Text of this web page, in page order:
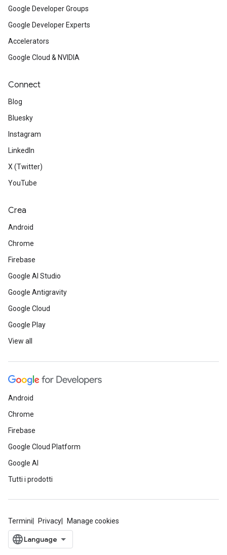
Google Developer Groups
Google Developer Experts
Accelerators
Google Cloud & NVIDIA
Connect
Blog
Bluesky
Instagram
LinkedIn
X (Twitter)
YouTube
Crea
Android
Chrome
Firebase
Google AI Studio
Google Antigravity
Google Cloud
Google Play
View all
Android
Chrome
Firebase
Google Cloud Platform
Google AI
Tutti i prodotti
Termini Privacy Manage cookies